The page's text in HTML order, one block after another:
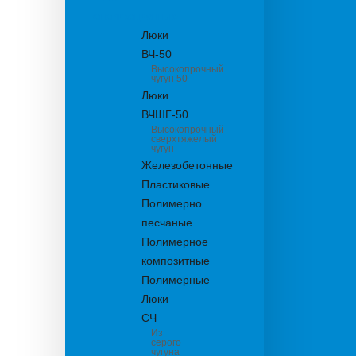
Люки
ВЧ-50
Высокопрочный
чугун 50
Люки
ВЧШГ-50
Высокопрочный
сверхтяжелый
чугун
Железобетонные
Пластиковые
Полимерно
песчаные
Полимерное
композитные
Полимерные
Люки
СЧ
Из
серого
чугуна